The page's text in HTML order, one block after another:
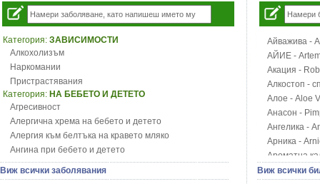
Категория: ЗАВИСИМОСТИ
Алкохолизъм
Наркомании
Пристрастявания
Категория: НА БЕБЕТО И ДЕТЕТО
Агресивност
Алергична хрема на бебето и детето
Алергия към белтъка на кравето мляко
Ангина при бебето и детето
Анемия при бебето и детето
Апетит - пълни деца
Виж всички заболявания
Айважива -
АЙИЕ -
Акация -
Алкостоп -
Алое - Aloe
Анасон -
Ангелика -
Арника -
Ароматна
Арония -
Виж всички